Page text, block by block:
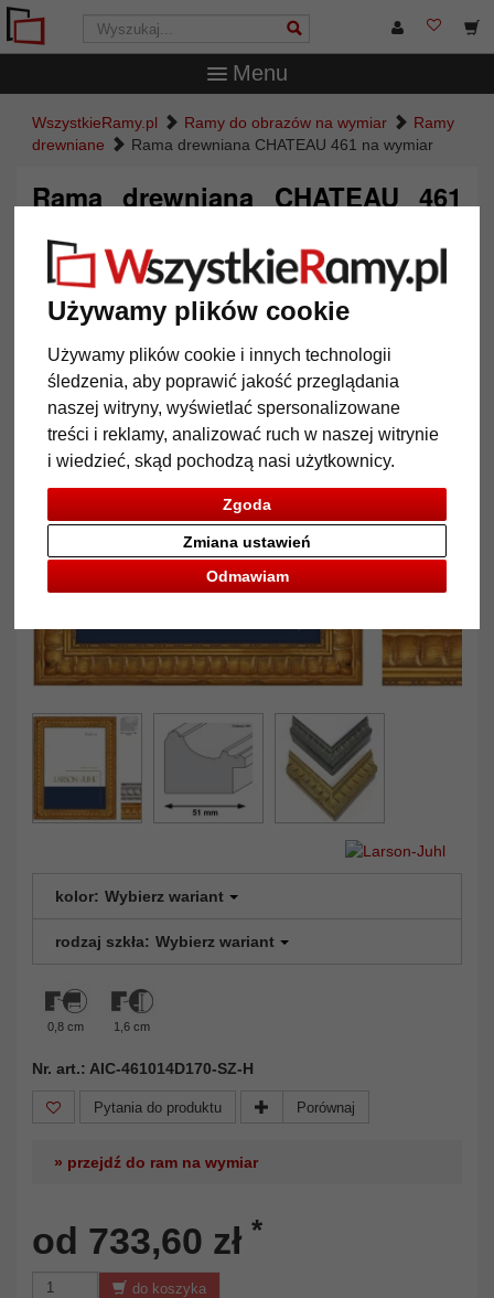
Używamy plików cookie
Używamy plików cookie i innych technologii
śledzenia, aby poprawić jakość przeglądania
naszej witryny, wyświetlać spersonalizowane
treści i reklamy, analizować ruch w naszej witrynie
i wiedzieć, skąd pochodzą nasi użytkownicy.
Zgoda
Odmawiam
Zmiana ustawień
Menu
WszystkieRamy.pl Ramy do obrazów na wymiar
Ramy
drewniane
Rama drewniana CHATEAU 461 na wymiar
Rama drewniana CHATEAU 461
Powrót
kolor: Wybierz wariant
rodzaj szkła: Wybierz wariant
0,8 cm 1,6 cm
Nr. art.: AIC-461014D170-SZ-H
Pytania do produktu Porównaj
» przejdź do ram na wymiar
od 733,60 zł *
do koszyka